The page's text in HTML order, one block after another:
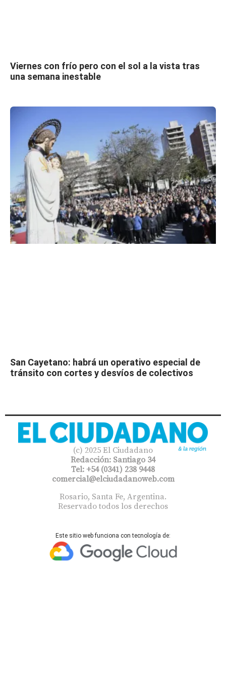
Viernes con frío pero con el sol a la vista tras
una semana inestable
San Cayetano: habrá un operativo especial de
tránsito con cortes y desvíos de colectivos
(c) 2025 El Ciudadano
Redacción: Santiago 34
Tel: +54 (0341) 238 9448
comercial@elciudadanoweb.com​
Rosario, Santa Fe, Argentina.
Reservado todos los derechos
Este sitio web funciona con tecnología de: